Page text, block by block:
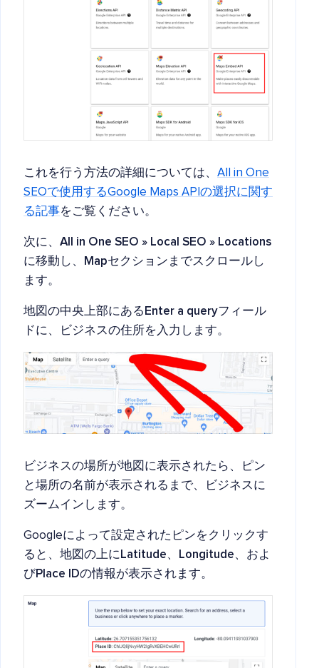
これを行う方法の詳細については、 All in One
SEOで使用するGoogle Maps APIの選択に関す
る記事をご覧ください。
次に、 All in One SEO » Local SEO » Locations
に移動し、
Mapセクションまでスクロールし
ます。
地図の中央上部にある Enter a queryフィール
ドに、ビジネスの住所を入力します。
ビジネスの場所が地図に表示されたら、ピン
と場所の名前が表示されるまで、ビジネスに
ズームインします。
Googleによって設定されたピンをクリックす
ると、地図の上にLatitude、 Longitude、およ
びPlace IDの情報が表示されます。